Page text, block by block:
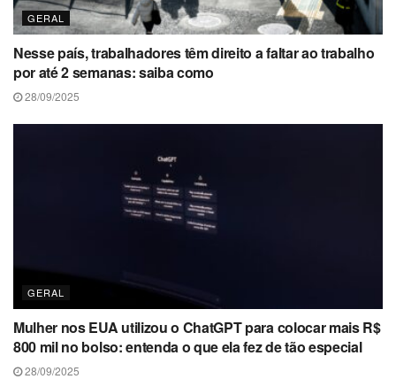
GERAL
Nesse país, trabalhadores têm direito a faltar ao trabalho
por até 2 semanas: saiba como
28/09/2025
GERAL
Mulher nos EUA utilizou o ChatGPT para colocar mais R$
800 mil no bolso: entenda o que ela fez de tão especial
28/09/2025